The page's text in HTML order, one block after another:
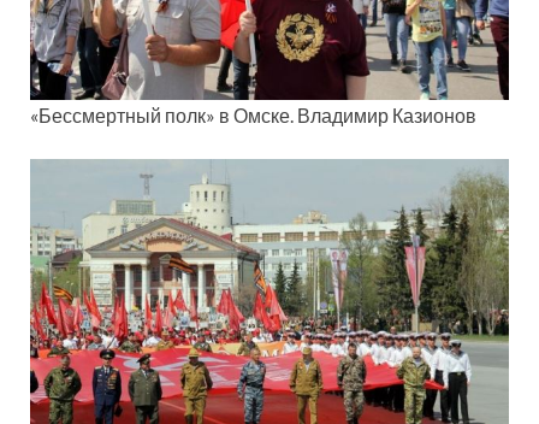
«Бессмертный полк» в Омске. Владимир Казионов